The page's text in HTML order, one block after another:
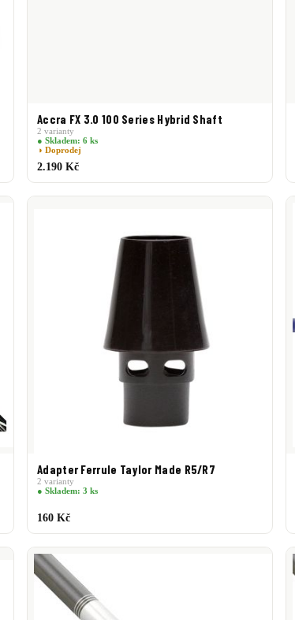
Accra FX 3.0 100 Series Hybrid Shaft
2 varianty
● Skladem: 6 ks
◑ Doprodej
2.190 Kč
Adapter Ferrule Taylor Made R5/R7
2 varianty
● Skladem: 3 ks
160 Kč